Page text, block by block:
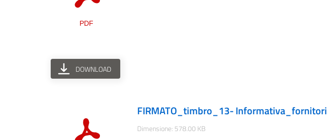
DOWNLOAD
FIRMATO_timbro_13- Informativa_fornitori
Dimensione: 578.00 KB